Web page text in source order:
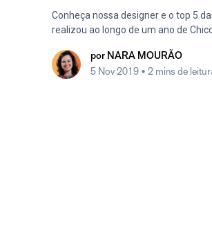
Conheça nossa designer e o top 5
realizou ao longo de um ano de
por NARA MOURÃO
5 Nov 2019 • 2 mins de